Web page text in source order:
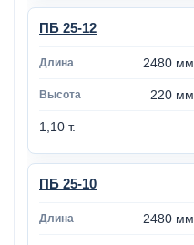
ПБ 25-12
2480 мм.
220 мм.
1,10 т.
ПБ 25-10
2480 мм.